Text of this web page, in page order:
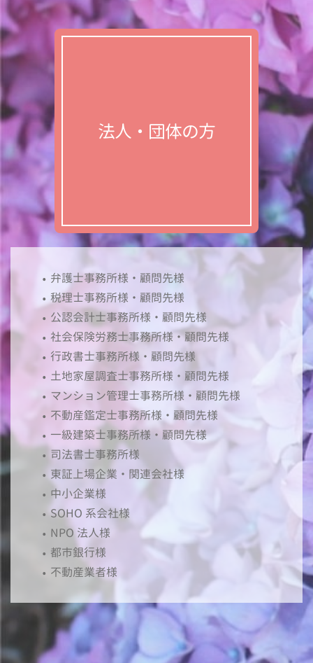
法人・団体の方
弁護士事務所様・顧問先様
税理士事務所様・顧問先様
公認会計士事務所様・顧問先様
社会保険労務士事務所様・顧問先様
行政書士事務所様・顧問先様
土地家屋調査士事務所様・顧問先様
マンション管理士事務所様・顧問先様
不動産鑑定士事務所様・顧問先様
一級建築士事務所様・顧問先様
司法書士事務所様
東証上場企業・関連会社様
中小企業様
SOHO 系会社様
NPO 法人様
都市銀行様
不動産業者様